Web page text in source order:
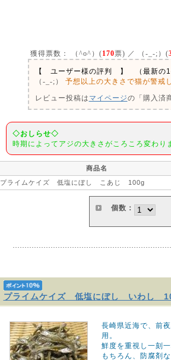
獲得票数： （^o^）(170票) ／ （-_-;）(
【 ユーザー様の評判 】 （最新の1
（-_-;）
予想以上の大きさで猫が警戒
レビュー投稿は マイページの「購入済
◇おしらせ◇
時期によってアジの大きさがころころ変わり
商品名
プライムケイズ 低塩にぼし こあじ 100g
個数：
プライムケイズ 低塩にぼし いわし
長崎県近海で、前
用。
鮮度を重視し一刻
もちろん、防腐剤